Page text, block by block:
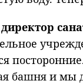
башня и